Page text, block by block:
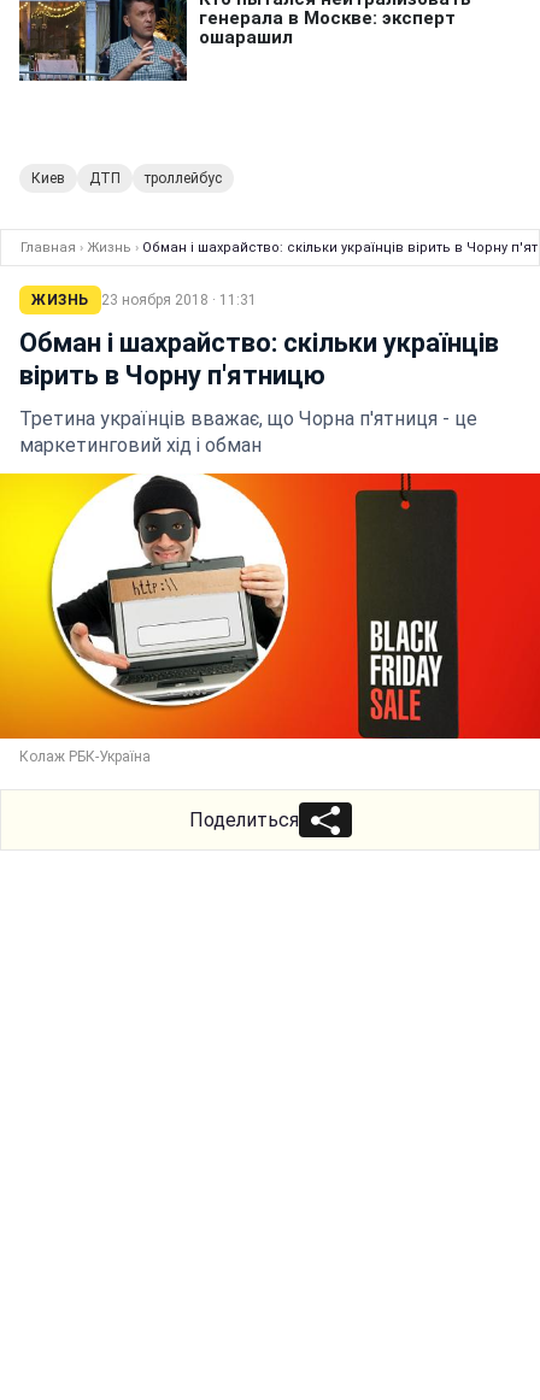
Киев ДТП троллейбус
Главная › Жизнь › Обман і шахрайство: скільки українців вірить в Чорну
ЖИЗНЬ 23 ноября 2018 · 11:31
Обман і шахрайство: скільки українців
вірить в Чорну п'ятницю
Третина українців вважає, що Чорна п'ятниця - це
маркетинговий хід і обман
Колаж РБК-Україна
Поделиться